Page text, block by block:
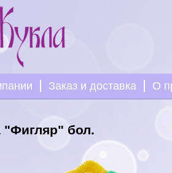
Заказ и доставка О
"Фигляр" бол.